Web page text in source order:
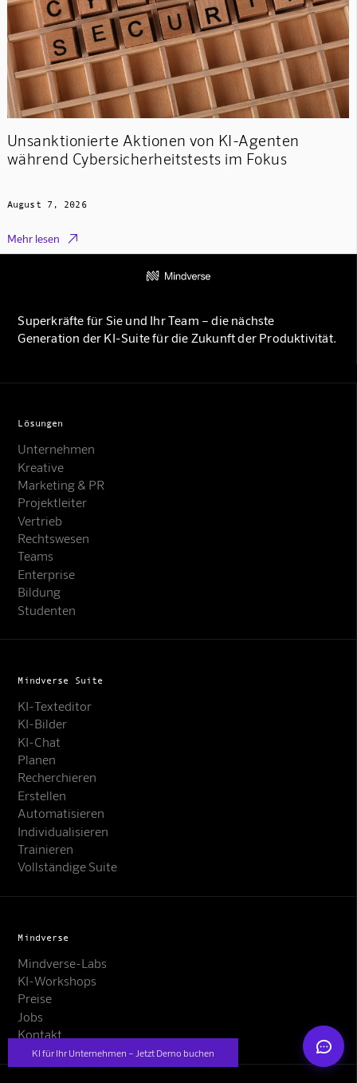
KI für Ihr Unternehmen – Jetzt Demo buchen
Online · KI-Assistent
Unsanktionierte Aktionen von KI-Agenten
während Cybersicherheitstests im Fokus
August 7, 2026
Mehr lesen 
Superkräfte für Sie und Ihr Team – die nächste
Generation der KI-Suite für die Zukunft der Produktivität.
Lösungen
Unternehmen
Kreative
Marketing & PR
Projektleiter
Vertrieb
Rechtswesen
Teams
Enterprise
Bildung
Studenten
Mindverse Suite
KI-Texteditor
KI-Bilder
KI-Chat
Planen
Recherchieren
Erstellen
Automatisieren
Individualisieren
Trainieren
Vollständige Suite
Mindverse
Mindverse-Labs
KI-Workshops
Preise
Jobs
Kontakt